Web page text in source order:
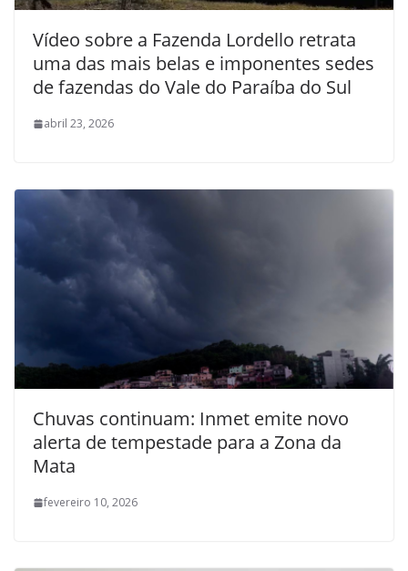
Vídeo sobre a Fazenda Lordello retrata
uma das mais belas e imponentes sedes
de fazendas do Vale do Paraíba do Sul
abril 23, 2026
Chuvas continuam: Inmet emite novo
alerta de tempestade para a Zona da
Mata
fevereiro 10, 2026